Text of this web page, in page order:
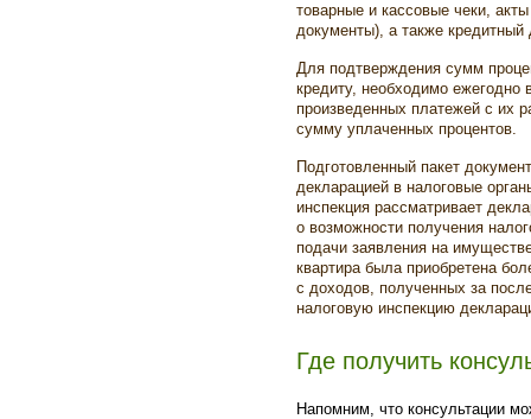
товарные и кассовые чеки,
документы), а также кредитный
Для подтверждения сумм
кредиту, необходимо ежегодно
произведенных платежей с их
сумму уплаченных процентов.
Подготовленный пакет
декларацией в налоговые
инспекция рассматривает
о возможности получения
подачи заявления на
квартира была приобретена
с доходов, полученных за
налоговую инспекцию
Где получить
Напомним, что консультации